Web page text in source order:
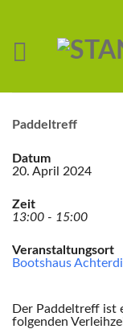
Paddeltreff
Datum
20. April 2024
Zeit
13:00 - 15:00
Veranstaltungsort
Bootshaus
Der Paddeltreff ist
folgenden